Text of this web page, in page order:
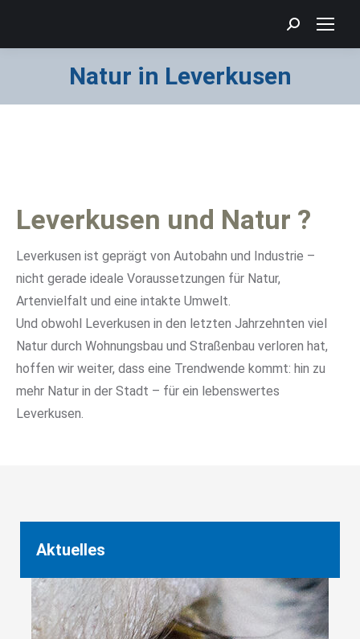
Search:
Natur in Leverkusen
Sie befinden sich hier:
Leverkusen und Natur ?
Leverkusen ist geprägt von Autobahn und Industrie –
nicht gerade ideale Voraussetzungen für Natur,
Artenvielfalt und eine intakte Umwelt.
Und obwohl Leverkusen in den letzten Jahrzehnten viel
Natur durch Wohnungsbau und Straßenbau verloren hat,
hoffen wir weiter, dass eine Trendwende kommt: hin zu
mehr Natur in der Stadt – für ein lebenswertes
Leverkusen.
Aktuelles